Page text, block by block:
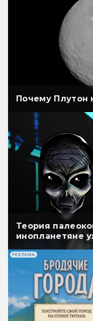
Почему Плутон
Теория
инопланетяне
РЕКЛАМА